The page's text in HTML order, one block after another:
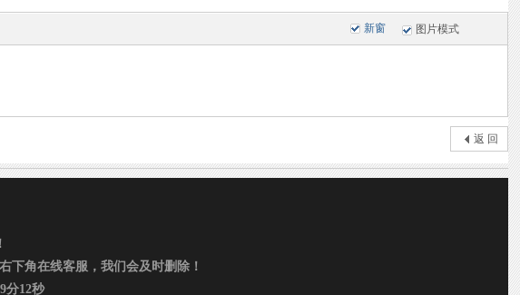
新窗 图片模式
返 回
下角在线客服，我们会及时删除！
分12秒